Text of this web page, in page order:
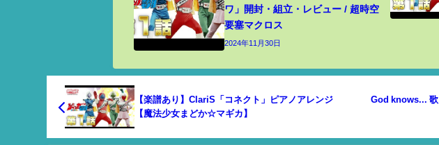
ワ」開封・組立・レビュー / 超時空
要塞マクロス
2024年11月30日
【楽譜あり】ClariS「コネクト」ピアノアレンジ
【魔法少女まどか☆マギカ】
God knows... 歌